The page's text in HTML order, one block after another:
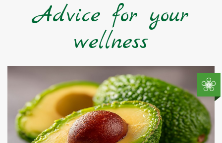
Advice for your
wellness